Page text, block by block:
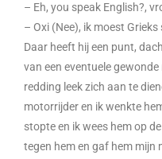
– Eh, you speak English?,
– Oxi (Nee), ik moest Grieks
Daar heeft hij een punt,
van een eventuele
redding leek zich aan te
motorrijder en ik wenkte
stopte en ik wees hem op
tegen hem en gaf hem mijn